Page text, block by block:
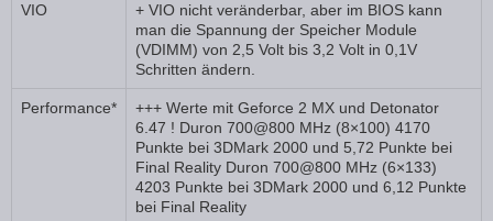
VIO
+ VIO nicht veränderbar, aber im BIOS kann
man die Spannung der Speicher Module
(VDIMM) von 2,5 Volt bis 3,2 Volt in 0,1V
Schritten ändern.
Performance*
+++ Werte mit Geforce 2 MX und Detonator
6.47 ! Duron 700@800 MHz (8×100) 4170
Punkte bei 3DMark 2000 und 5,72 Punkte bei
Final Reality Duron 700@800 MHz (6×133)
4203 Punkte bei 3DMark 2000 und 6,12 Punkte
bei Final Reality